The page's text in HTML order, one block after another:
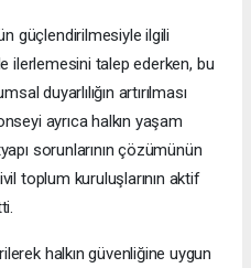
güçlendirilmesiyle ilgili
ilerlemesini talep ederken, bu
duyarlılığın artırılması
ayrıca halkın yaşam
sorunlarının çözümünün
toplum kuruluşlarının aktif
halkın güvenliğine uygun